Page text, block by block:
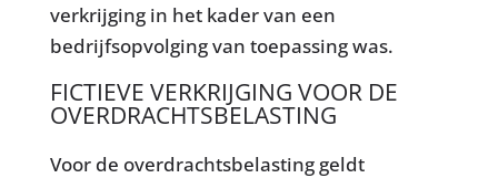
verkrijging in het kader van een
bedrijfsopvolging van toepassing was.
FICTIEVE VERKRIJGING VOOR DE
OVERDRACHTSBELASTING
Voor de overdrachtsbelasting geldt